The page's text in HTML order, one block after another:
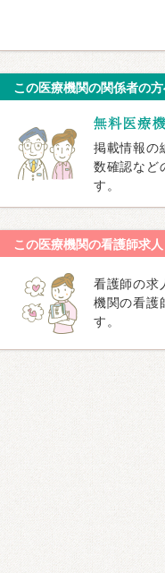
この医療機関の関係者の
掲載情報の
数確認など
す。
この医療機関の看護師求人
看護師の求
機関の看護
す。